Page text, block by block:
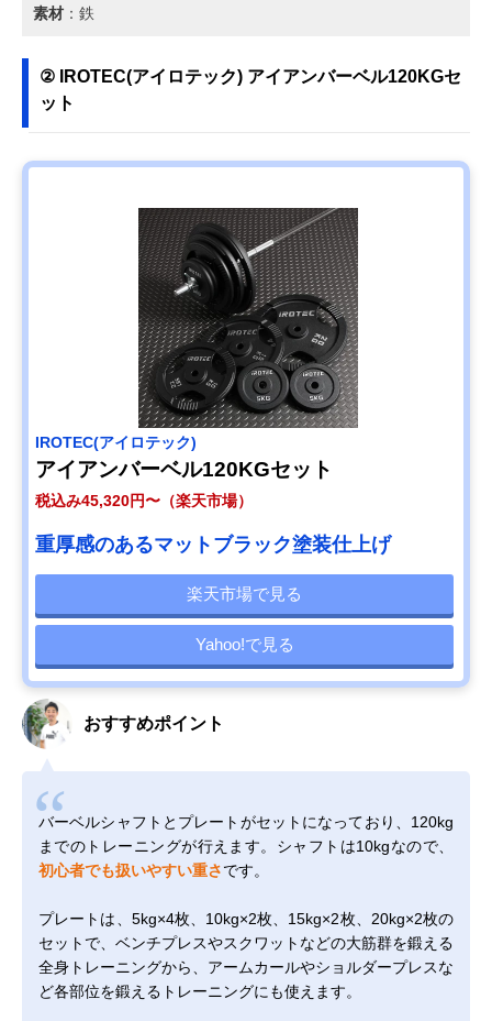
素材 ：鉄
② IROTEC(アイロテック) アイアンバーベル120KGセ
ット
IROTEC(アイロテック)
アイアンバーベル120KGセット
税込み45,320円〜（楽天市場）
重厚感のあるマットブラック塗装仕上げ
楽天市場で見る
Yahoo!で見る
おすすめポイント
バーベルシャフトとプレートがセットになっており、120kg
までのトレーニングが行えます。シャフトは10kgなので、
初心者でも扱いやすい重さです。
プレートは、5kg×4枚、10kg×2枚、15kg×2枚、20kg×2枚の
セットで、ベンチプレスやスクワットなどの大筋群を鍛える
全身トレーニングから、アームカールやショルダープレスな
ど各部位を鍛えるトレーニングにも使えます。